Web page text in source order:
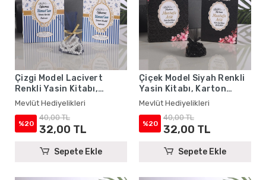
Çizgi Model Lacivert
Renkli Yasin Kitabı,
Karton Çanta ve Tesbih -
Mevlüt Hediyelikleri
Mevlüt Hediyelikleri
%20
40,00 TL
32,00 TL
Sepete Ekle
Çiçek Model Siyah Renkli
Yasin Kitabı, Karton
Çanta ve Tesbih - Mevlüt
Hediyelikleri
Mevlüt Hediyelikleri
%20
40,00 TL
32,00 TL
Sepete Ekle